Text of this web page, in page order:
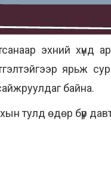
эхний хүнд
ярьж
байна.
тулд өдөр